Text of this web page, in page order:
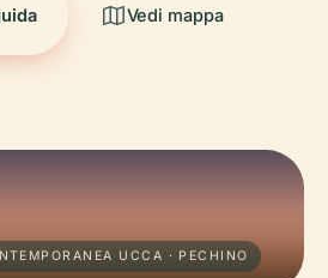
Vedi mappa
UCCA · PECHINO